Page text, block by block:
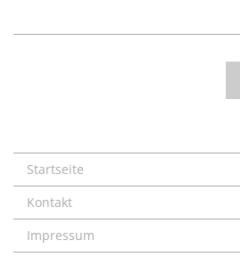
Startseite
Kontakt
Impressum